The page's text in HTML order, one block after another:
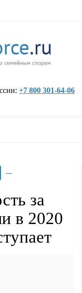
+7 800 301-64-06
за
в 2020